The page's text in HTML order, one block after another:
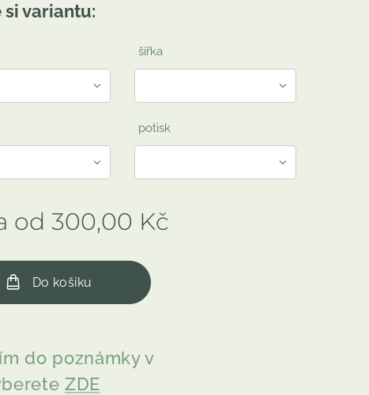
variantu:
šířka
potisk
od 300,00 Kč
Do košíku
do poznámky v
ZDE